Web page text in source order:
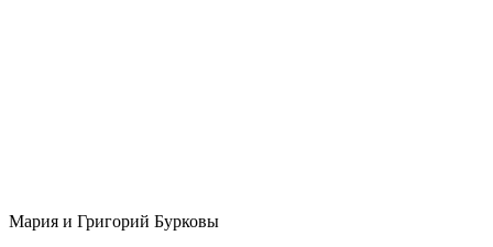
Мария и Григорий Бурковы